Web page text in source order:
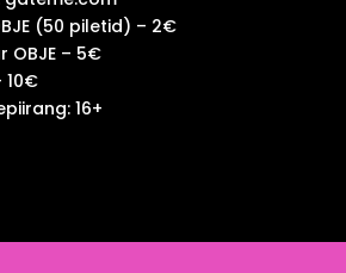
(50 piletid) – 2€
OBJE – 5€
10€
16+